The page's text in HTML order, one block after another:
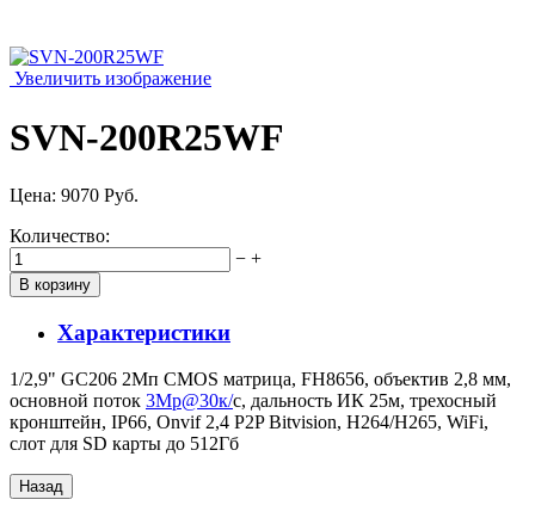
Увеличить изображение
SVN-200R25WF
Цена: 9070 Руб.
Количество:
− +
Характеристики
1/2,9" GC206 2Мп CMOS матрица, FH8656, объектив 2,8 мм,
основной поток 3Mp@30к/с, дальность ИК 25м, трехосный
кронштейн, IP66, Onvif 2,4 P2P Bitvision, H264/H265, WiFi,
слот для SD карты до 512Гб